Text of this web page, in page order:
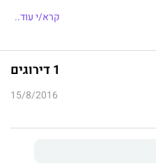
קרא/י עוד..
1 דירוגים
15/8/2016